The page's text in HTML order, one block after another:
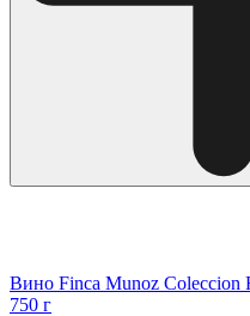
Вино Finca Munoz Coleccion
750 г